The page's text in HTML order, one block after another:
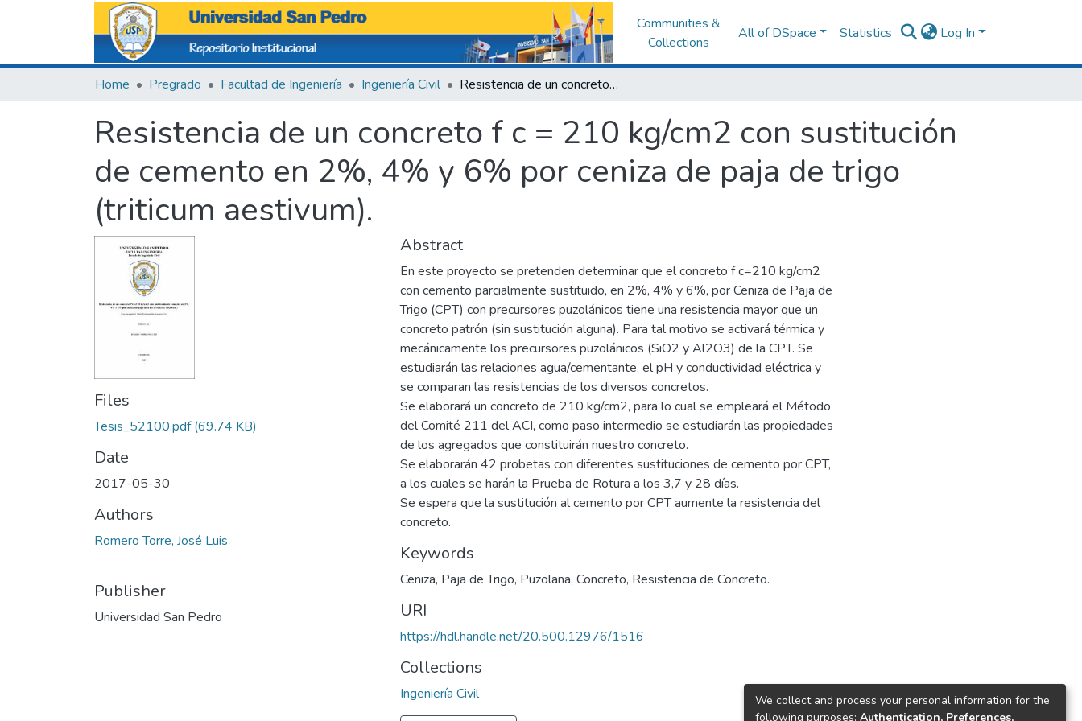
Communities &
Collections
All of DSpace Statistics Log In
Home Pregrado Facultad de Ingeniería Ingeniería Civil Resistencia de un concreto f c = 210 kg/cm2 con sustitución de cemento en 2%, 4% y 6% por ceniza de paja de trigo (triticum aestivum).
Resistencia de un concreto f c = 210 kg/cm2 con sustitución
de cemento en 2%, 4% y 6% por ceniza de paja de trigo
(triticum aestivum).
Files
Tesis_52100.pdf(69.74 KB)
Date
2017-05-30
Authors
Romero Torre, José Luis
Publisher
Universidad San Pedro
Abstract
En este proyecto se pretenden determinar que el concreto f c=210 kg/cm2
con cemento parcialmente sustituido, en 2%, 4% y 6%, por Ceniza de Paja de
Trigo (CPT) con precursores puzolánicos tiene una resistencia mayor que un
concreto patrón (sin sustitución alguna). Para tal motivo se activará térmica y
mecánicamente los precursores puzolánicos (SiO2 y Al2O3) de la CPT. Se
estudiarán las relaciones agua/cementante, el pH y conductividad eléctrica y
se comparan las resistencias de los diversos concretos.
Se elaborará un concreto de 210 kg/cm2, para lo cual se empleará el Método
del Comité 211 del ACI, como paso intermedio se estudiarán las propiedades
de los agregados que constituirán nuestro concreto.
Se elaborarán 42 probetas con diferentes sustituciones de cemento por CPT,
a los cuales se harán la Prueba de Rotura a los 3,7 y 28 días.
Se espera que la sustitución al cemento por CPT aumente la resistencia del
concreto.
Keywords
Ceniza, Paja de Trigo, Puzolana, Concreto, Resistencia de Concreto.
URI
https://hdl.handle.net/20.500.12976/1516
Collections
Ingeniería Civil
We collect and process your personal information for the
following purposes: Authentication, Preferences,